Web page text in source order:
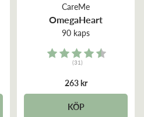
CareMe
OmegaHeart
90 kaps
Rating:
(31)
263 kr
KÖP